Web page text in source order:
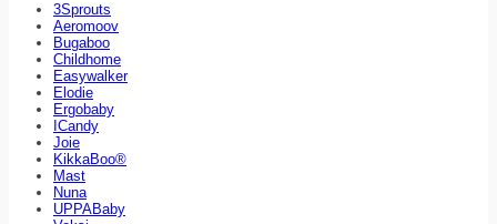
3Sprouts
Aeromoov
Bugaboo
Childhome
Easywalker
Elodie
Ergobaby
ICandy
Joie
KikkaBoo®
Mast
Nuna
UPPABaby